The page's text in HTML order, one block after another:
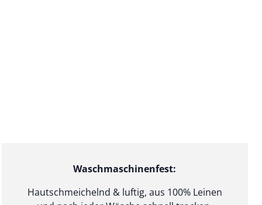
Waschmaschinenfest:
Hautschmeichelnd & luftig, aus 100% Leinen